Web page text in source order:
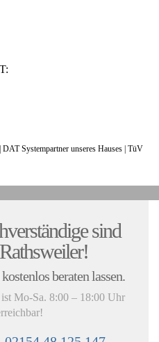
DAT Systempartner unseres Hauses | TüV
sind
beraten lassen.
Mo-Sa. 8:00 – 18:00 Uhr